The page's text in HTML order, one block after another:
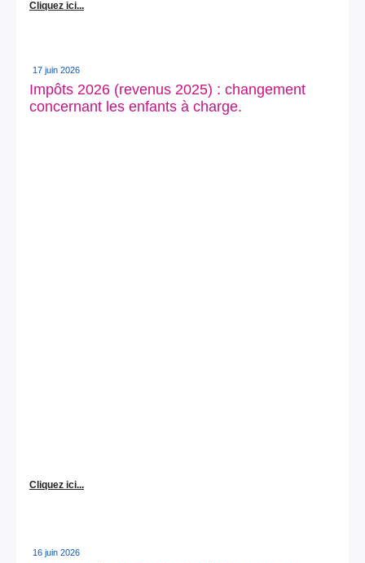
Cliquez ici...
17 juin 2026
Impôts 2026 (revenus 2025) : changement
concernant les enfants à charge.
Cliquez ici...
16 juin 2026